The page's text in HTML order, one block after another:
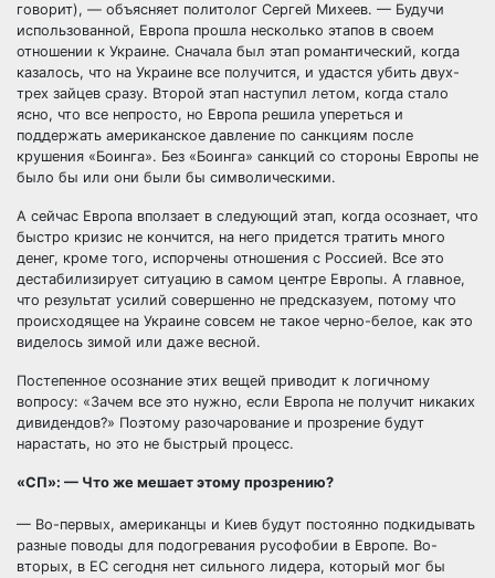
говорит), — объясняет политолог Сергей Михеев. — Будучи
использованной, Европа прошла несколько этапов в своем
отношении к Украине. Сначала был этап романтический, когда
казалось, что на Украине все получится, и удастся убить двух-
трех зайцев сразу. Второй этап наступил летом, когда стало
ясно, что все непросто, но Европа решила упереться и
поддержать американское давление по санкциям после
крушения «Боинга». Без «Боинга» санкций со стороны Европы не
было бы или они были бы символическими.
А сейчас Европа вползает в следующий этап, когда осознает, что
быстро кризис не кончится, на него придется тратить много
денег, кроме того, испорчены отношения с Россией. Все это
дестабилизирует ситуацию в самом центре Европы. А главное,
что результат усилий совершенно не предсказуем, потому что
происходящее на Украине совсем не такое черно-белое, как это
виделось зимой или даже весной.
Постепенное осознание этих вещей приводит к логичному
вопросу: «Зачем все это нужно, если Европа не получит никаких
дивидендов?» Поэтому разочарование и прозрение будут
нарастать, но это не быстрый процесс.
«СП»: — Что же мешает этому прозрению?
— Во-первых, американцы и Киев будут постоянно подкидывать
разные поводы для подогревания русофобии в Европе. Во-
вторых, в ЕС сегодня нет сильного лидера, который мог бы